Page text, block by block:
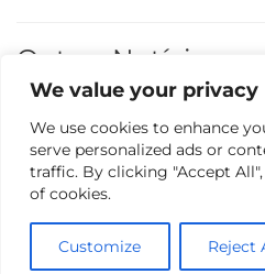
We value your privacy
We use cookies to enhance
serve personalized ads or
traffic. By clicking "Accept
of cookies.
Customize Reject
Outras Notícias
©
Contatos Intranet
Reservas no